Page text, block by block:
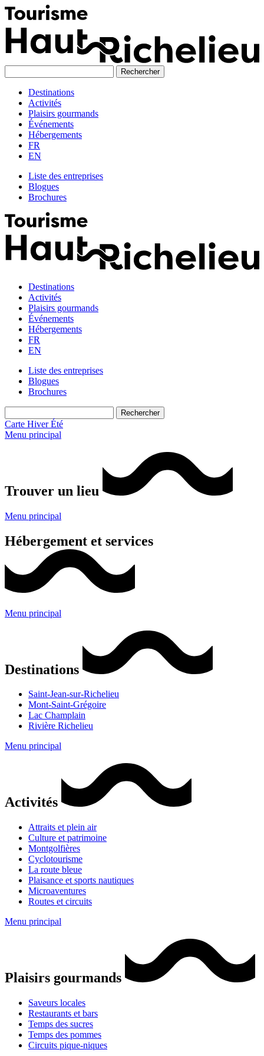
Skip
to
content
Destinations
Activités
Plaisirs gourmands
Événements
Hébergements
FR
EN
Liste des entreprises
Blogues
Brochures
Destinations
Activités
Plaisirs gourmands
Événements
Hébergements
FR
EN
Liste des entreprises
Blogues
Brochures
Carte Hiver Été
Menu principal
Trouver un lieu
Menu principal
Hébergement et services
Menu principal
Destinations
Saint-Jean-sur-Richelieu
Mont-Saint-Grégoire
Lac Champlain
Rivière Richelieu
Menu principal
Activités
Attraits et plein air
Culture et patrimoine
Montgolfières
Cyclotourisme
La route bleue
Plaisance et sports nautiques
Microaventures
Routes et circuits
Menu principal
Plaisirs gourmands
Saveurs locales
Restaurants et bars
Temps des sucres
Temps des pommes
Circuits pique-niques